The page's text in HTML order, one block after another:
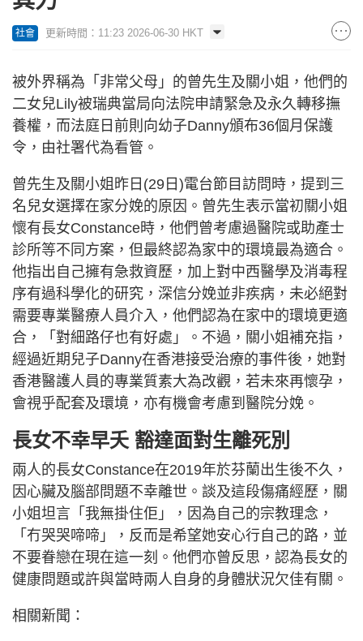
社會 更新時間：11:23 2026-06-30 HKT
被外界稱為「非常父母」的曾先生及關小姐，他們的
二女兒Lily被瑞典當局向法院申請緊急及永久轉移撫
養權，而法庭日前則向幼子Danny頒布36個月保護
令，由社署代為看管。
曾先生及關小姐昨日(29日)電台節目訪問時，提到三
名兒女選擇在家分娩的原因。曾先生表示當初關小姐
懷有長女Constance時，他們曾考慮過醫院或助產士
診所等不同方案，但最終認為家中的環境最為適合。
他指出自己擁有急救資歷，加上對中西醫學及消毒程
序有過科學化的研究，深信分娩並非疾病，未必絕對
需要專業醫療人員介入，他們認為在家中的環境更適
合，「對細路仔也有好處」。不過，關小姐補充指，
經過近期兒子Danny在香港接受治療的事件後，她對
香港醫護人員的專業質素大為改觀，若未來再懷孕，
會視乎配套及環境，亦有機會考慮到醫院分娩。
長女不幸早夭 豁達面對生離死別
兩人的長女Constance在2019年於芬蘭出生後不久，
因心臟及腦部問題不幸離世。談及這段傷痛經歷，關
小姐坦言「我無掛住佢」，因為自己的宗教理念，
「冇哭哭啼啼」，反而是希望她安心行自己的路，並
不要眷戀在現在這一刻。他們亦曾反思，認為長女的
健康問題或許與當時兩人自身的身體狀況欠佳有關。
相關新聞：